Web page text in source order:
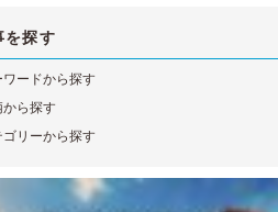
を探す
ワードから探す
から探す
ゴリーから探す